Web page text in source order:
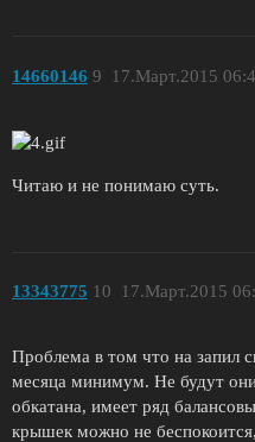
14660146 17.Март.2015
9
Читаю и не понимаю суть.
13343775 17.Март.2015
10
Проблема в том что на запил
месяца минимум. Не будут
обкатана, имеет ряд
крышек можно не